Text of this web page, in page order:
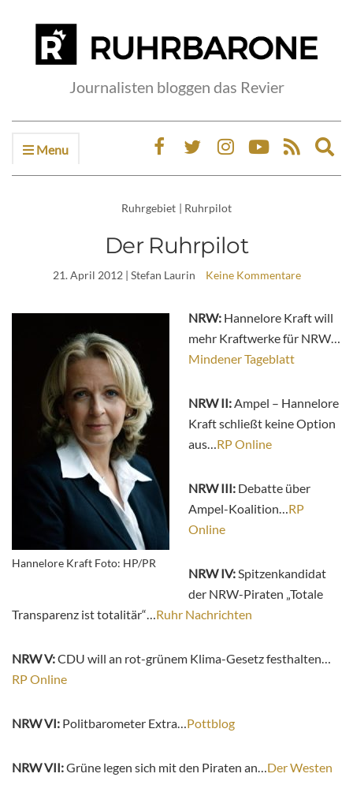
Journalisten bloggen das Revier
Menu
Ruhrgebiet | Ruhrpilot
Der Ruhrpilot
21. April 2012| Stefan Laurin Keine Kommentare
Hannelore Kraft Foto: HP/PR
NRW: Hannelore Kraft will
mehr Kraftwerke für NRW…
Mindener Tageblatt
NRW II:Ampel – Hannelore
Kraft schließt keine Option
aus…RP Online
NRW III: Debatte über
Ampel-Koalition…RP
Online
NRW IV:Spitzenkandidat
der NRW-Piraten „Totale
Transparenz ist totalitär“…Ruhr Nachrichten
NRW V:CDU will an rot-grünem Klima-Gesetz festhalten…
RP Online
NRW VI: Politbarometer Extra…Pottblog
NRW VII:Grüne legen sich mit den Piraten an…Der Westen